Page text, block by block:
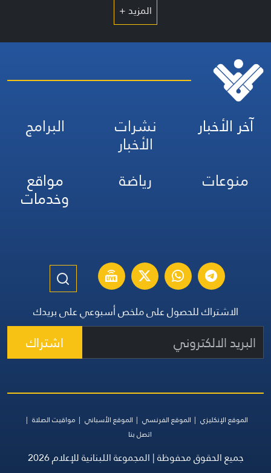
المزيد +
آخر الأخبار نشرات
الأخبار
البرامج
منوعات
رياضة مواقع
وخدمات
الاشتراك للحصول على ملخص أسبوعي على بريدك
اشتراك
الموقع الإنكليزي الموقع الفرنسي الموقع الأسباني
مواقيت الصلاة
اتصل بنا
جميع الحقوق محفوظة | المجموعة اللبنانية للإعلام 2026